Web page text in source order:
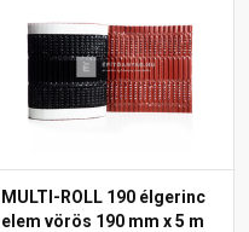
MULTI-ROLL 190 élgerinc
elem vörös 190 mm x 5 m